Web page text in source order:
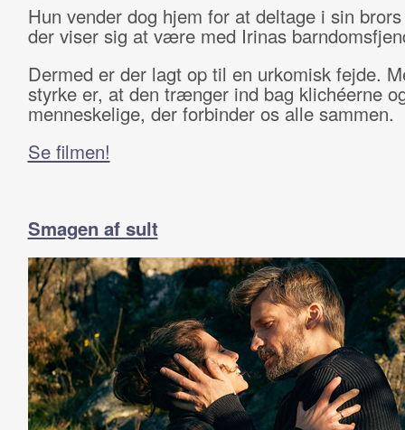
Hun vender dog hjem for at deltage i sin
der viser sig at være med Irinas
Dermed er der lagt op til en urkomisk fejde.
styrke er, at den trænger ind bag klichéerne
menneskelige, der forbinder os alle sammen.
Se filmen!
Smagen af sult